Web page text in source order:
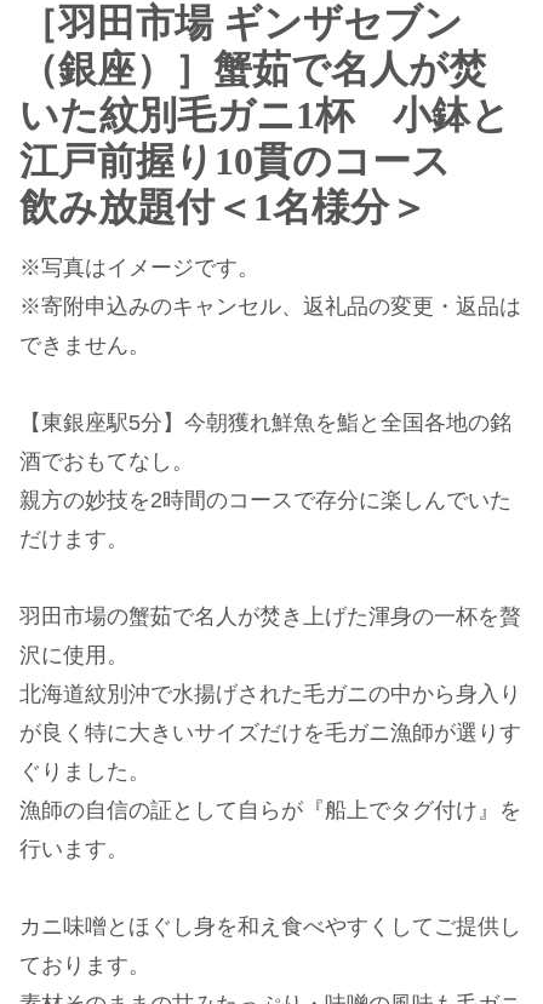
［羽田市場 ギンザセブン
（銀座）］蟹茹で名人が焚
いた紋別毛ガニ1杯 小鉢と
江戸前握り10貫のコース
飲み放題付＜1名様分＞
※写真はイメージです。
※寄附申込みのキャンセル、返礼品の変更・返品は
できません。
【東銀座駅5分】今朝獲れ鮮魚を鮨と全国各地の銘
酒でおもてなし。
親方の妙技を2時間のコースで存分に楽しんでいた
だけます。
羽田市場の蟹茹で名人が焚き上げた渾身の一杯を贅
沢に使用。
北海道紋別沖で水揚げされた毛ガニの中から身入り
が良く特に大きいサイズだけを毛ガニ漁師が選りす
ぐりました。
漁師の自信の証として自らが『船上でタグ付け』を
行います。
カニ味噌とほぐし身を和え食べやすくしてご提供し
ております。